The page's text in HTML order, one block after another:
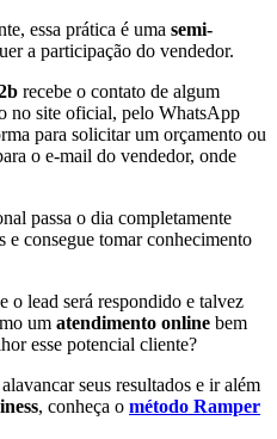
essa prática é uma semi-
a participação do vendedor.
recebe o contato de algum
no site oficial, pelo WhatsApp
para solicitar um orçamento ou
o e-mail do vendedor, onde
passa o dia completamente
e consegue tomar conhecimento
o lead será respondido e talvez
um atendimento online bem
esse potencial cliente?
seus resultados e ir além
, conheça o método Ramper